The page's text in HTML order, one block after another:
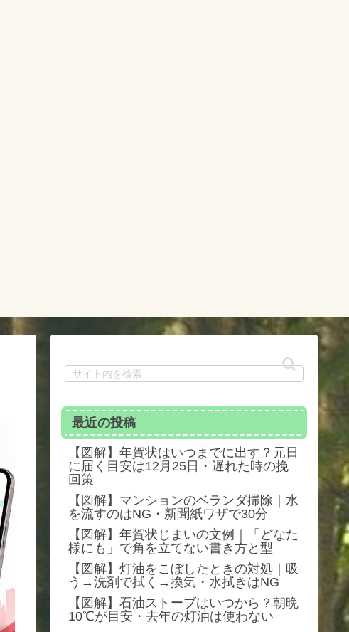
最近の投稿
【図解】年賀状はいつまでに出す？元日
に届く目安は12月25日・遅れた時の挽
回策
【図解】マンションのベランダ掃除｜水
を流すのはNG・新聞紙ワザで30分
【図解】年賀状じまいの文例｜「どなた
様にも」で角を立てない書き方と型
【図解】灯油をこぼしたときの対処｜吸
う→洗剤で拭く→換気・水拭きはNG
【図解】石油ストーブはいつから？朝晩
10℃が目安・去年の灯油は使わない